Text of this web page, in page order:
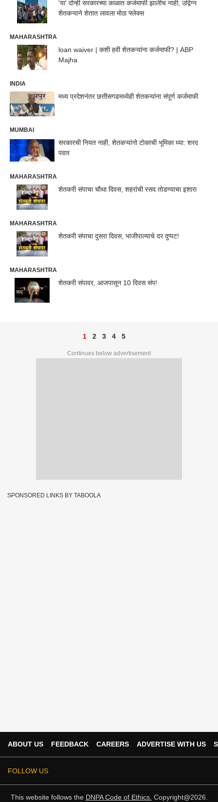
'या' दोन्ही सरकारच्या काळात कर्जमाफी झालीच नाही; उद्विग्न
शेतकऱ्याने शेतात लावला मोठा फ्लेक्स
MAHARASHTRA
loan waiver | कशी हवी शेतकऱ्यांना कर्जमाफी? | ABP
Majha
INDIA
मध्य प्रदेशनंतर छत्तीसगडमध्येही शेतकऱ्यांना संपूर्ण कर्जमाफी
MUMBAI
सरकारची नियत नाही, शेतकऱ्यांनो टोकाची भूमिका घ्या: शरद
पवार
MAHARASHTRA
शेतकरी संपाचा चौथा दिवस, शहरांची रसद तोडण्याचा इशारा
MAHARASHTRA
शेतकरी संपाचा दुसरा दिवस, भाजीपाल्याचे दर दुप्पट!
MAHARASHTRA
शेतकरी संपावर, आजपासून 10 दिवस संप!
1 2 3 4 5
Continues below advertisement
SPONSORED LINKS BY TABOOLA
ABOUT US FEEDBACK CAREERS ADVERTISE WITH US
FOLLOW US
This website follows the DNPA Code of Ethics. Copyright@2026.